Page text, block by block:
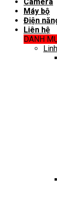
Camera
Máy bộ
Điện
Liên hệ
DANH